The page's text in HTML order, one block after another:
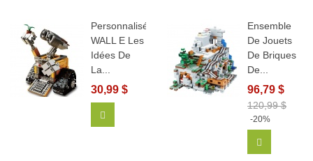
Personnalisé
WALL E Les
Idées De
La...
30,99 $
Ensemble
De Jouets
De Briques
De...
96,79 $
120,99 $
-20%